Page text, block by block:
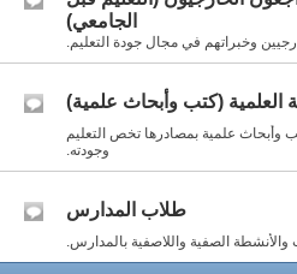
الجامعي)
وخبراتهم في مجال جودة التعليم.
العلمية (كتب وأبحاث علمية)
وأبحاث علمية بمصادرها تخص التعليم
وجودته.
طلاب المدارس
الصفية واللاصفية بالمدارس.